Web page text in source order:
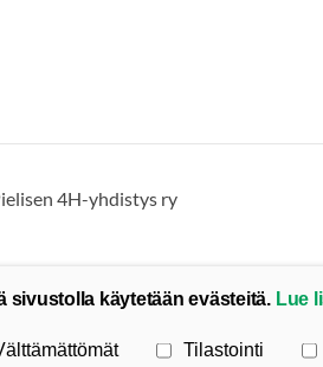
4H-yhdistys ry
sivustolla käytetään evästeitä. Lue
käytettävät evästeet Tilastointi